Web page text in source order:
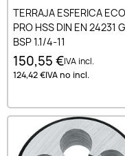
TERRAJA ESFERICA ECO
PRO HSS DIN EN 24231 G
BSP 1.1/4-11
150,55 €IVA incl.
124,42 €IVA no incl.